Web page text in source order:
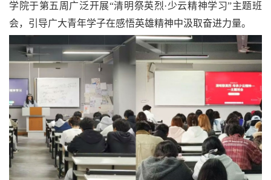
学院于第五周广泛开展“清明祭英烈·少云精神学习”主题班
会，引导广大青年学子在感悟英雄精神中汲取奋进力量。